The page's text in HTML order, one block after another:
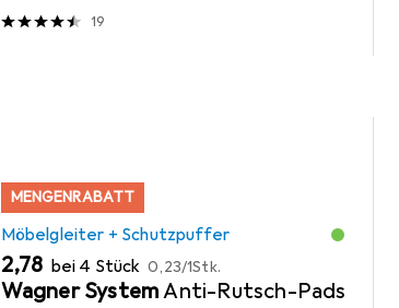
19
MENGENRABATT
Möbelgleiter + Schutzpuffer
EUR
2,78 bei 4 Stück EUR
0,23/1Stk.
Wagner SystemAnti-Rutsch-Pads